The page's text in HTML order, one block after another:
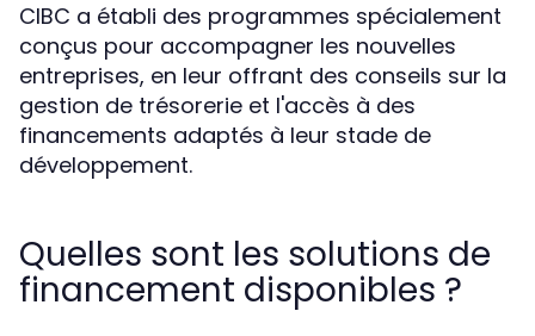
CIBC a établi des programmes spécialement
conçus pour accompagner les nouvelles
entreprises, en leur offrant des conseils sur la
gestion de trésorerie et l'accès à des
financements adaptés à leur stade de
développement.
Quelles sont les solutions de
financement disponibles ?